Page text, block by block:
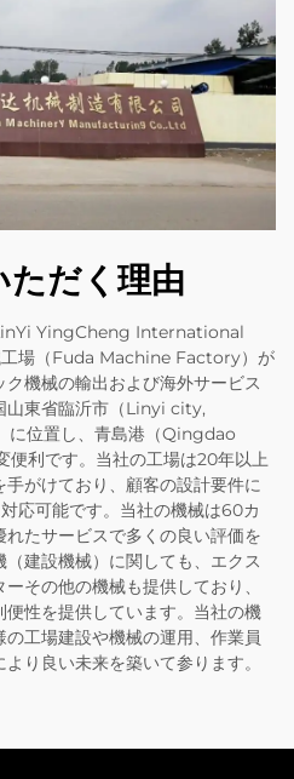
ただく理由
YingCheng International
場（Fuda Machine Factory）が
機械の輸出および海外サービス
山東省臨沂市（Linyi city,
位置し、青島港（Qingdao
利です。当社の工場は20年以上
がけており、顧客の設計要件に
応可能です。当社の機械は60カ
たサービスで多くの良い評価を
建設機械）に関しても、エクス
その他の機械も提供しており、
性を提供しています。当社の機
工場建設や機械の運用、作業員
り良い未来を築いて参ります。